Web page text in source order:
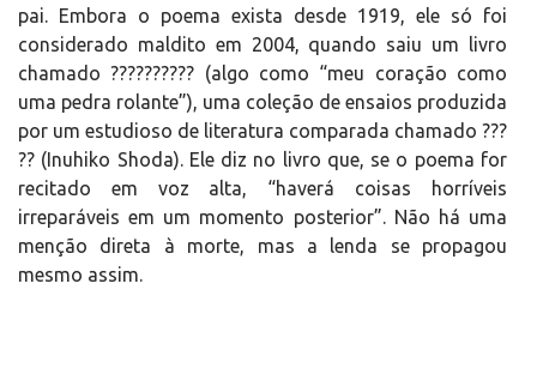
pai. Embora o poema exista desde 1919, ele só foi
considerado maldito em 2004, quando saiu um livro
chamado ?????????? (algo como “meu coração como
uma pedra rolante”), uma coleção de ensaios produzida
por um estudioso de literatura comparada chamado ???
?? (Inuhiko Shoda). Ele diz no livro que, se o poema for
recitado em voz alta, “haverá coisas horríveis
irreparáveis em um momento posterior”. Não há uma
menção direta à morte, mas a lenda se propagou
mesmo assim.